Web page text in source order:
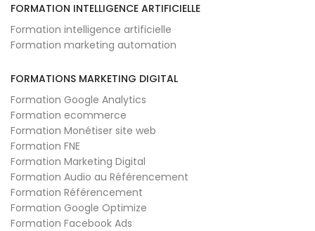
FORMATION INTELLIGENCE ARTIFICIELLE
Formation intelligence artificielle
Formation marketing automation
FORMATIONS MARKETING DIGITAL
Formation Google Analytics
Formation ecommerce
Formation Monétiser site web
Formation FNE
Formation Marketing Digital
Formation Audio au Référencement
Formation Référencement
Formation Google Optimize
Formation Facebook Ads